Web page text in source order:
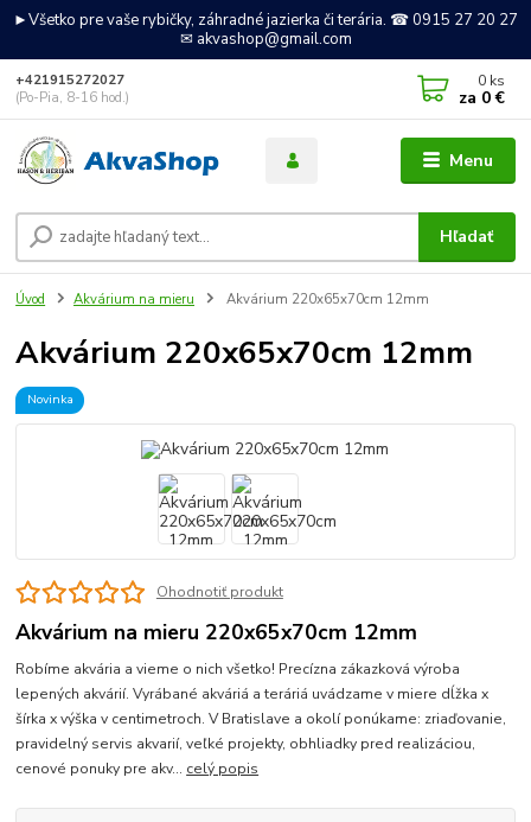
►Všetko pre vaše rybičky, záhradné jazierka či terária. ☎ 0915 27 20 27
✉ akvashop@gmail.com
Menu
Hľadať
+421915272027
(Po-Pia, 8-16 hod.)
0 ks
za 0 €
Úvod Akvárium na mieru Akvárium 220x65x70cm 12mm
Akvárium 220x65x70cm 12mm
Novinka
Ohodnotiť produkt
Akvárium na mieru 220x65x70cm 12mm
Robíme akvária a vieme o nich všetko! Precízna zákazková výroba
lepených akvárií. Vyrábané akváriá a teráriá uvádzame v miere dĺžka x
šírka x výška v centimetroch. V Bratislave a okolí ponúkame: zriaďovanie,
pravidelný servis akvarií, veľké projekty, obhliadky pred realizáciou,
cenové ponuky pre akv... celý popis